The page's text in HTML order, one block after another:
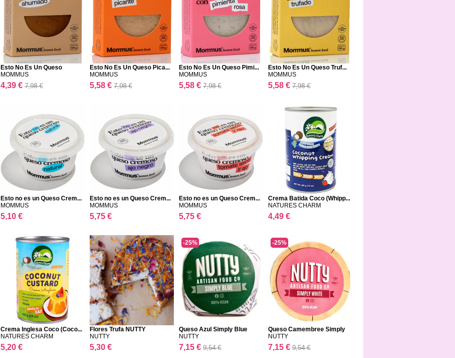
Esto No Es Un Queso
Ahum...
MOMMUS
4,39 € 7,98 €
Esto No Es Un Queso Pica...
MOMMUS
5,58 € 7,98 €
Esto No Es Un Queso Pimi...
MOMMUS
5,58 € 7,98 €
Esto No Es Un Queso Truf...
MOMMUS
5,58 € 7,98 €
Esto no es un Queso Crem...
MOMMUS
5,10 €
Esto no es un Queso Crem...
MOMMUS
5,75 €
Esto no es un Queso Crem...
MOMMUS
5,75 €
Crema Batida Coco (Whipp...
NATURES CHARM
4,49 €
Crema Inglesa Coco (Coco...
NATURES CHARM
5,20 €
Flores Trufa NUTTY
NUTTY
5,30 €
Queso Azul Simply Blue
NUTTY
7,15 € 9,54 €
-25%
Queso Camembree Simply
W...
NUTTY
7,15 € 9,54 €
-25%